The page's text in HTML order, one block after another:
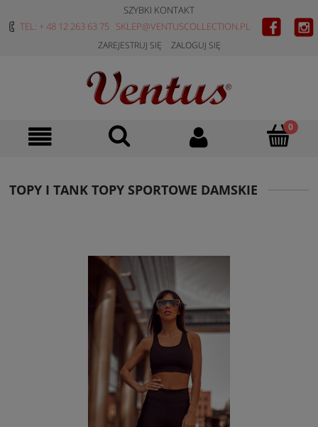
SZYBKI KONTAKT
TEL: + 48 12 263 63 75 SKLEP@VENTUSCOLLECTION.PL
ZAREJESTRUJ SIĘ ZALOGUJ SIĘ
TOPY I TANK TOPY SPORTOWE DAMSKIE